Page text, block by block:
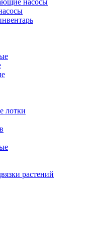
насосы
лотки
растений